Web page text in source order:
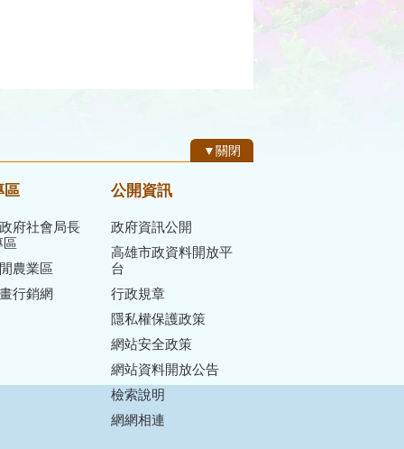
▼關閉
區
府社會局長
區
農業區
行銷網
公開資訊
政府資訊公開
高雄市政資料開放平
台
行政規章
隱私權保護政策
網站安全政策
網站資料開放公告
檢索說明
網網相連